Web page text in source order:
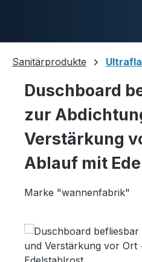
Sanitärprodukte
Duschboard
zur
Verstärkung
Ablauf mit
Marke "wannenfabrik"
Skip image gallery